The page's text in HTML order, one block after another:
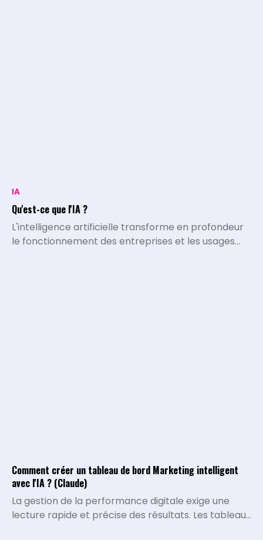
IA
Qu'est-ce que l'IA ?
L'intelligence artificielle transforme en profondeur
le fonctionnement des entreprises et les usages
Comment créer un tableau de bord Marketing intelligent
avec l'IA ? (Claude)
La gestion de la performance digitale exige une
lecture rapide et précise des résultats. Les tableaux